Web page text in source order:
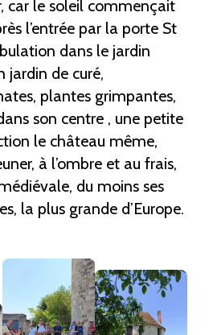
car le soleil commençait
l’entrée par la porte St
dans le jardin
jardin de curé,
plantes grimpantes,
son centre , une petite
le château même,
à l’ombre et au frais,
du moins ses
la plus grande d’Europe.